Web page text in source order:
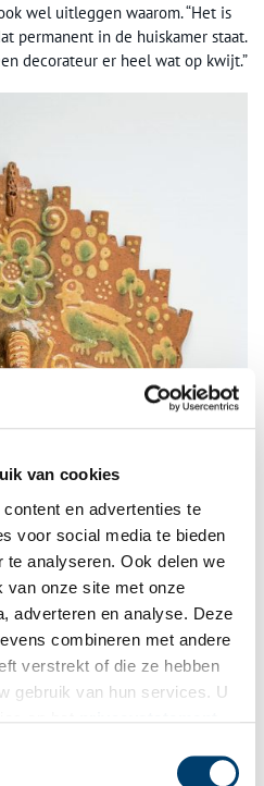
van cookies
en advertenties te
voor social media te bieden
analyseren. Ook delen we
van onze site met onze
adverteren en analyse. Deze
combineren met andere
verstrekt of die ze hebben
gebruik van hun services. U
wel uitleggen waarom. “Het is
permanent in de huiskamer staat.
decorateur er heel wat op kwijt.”